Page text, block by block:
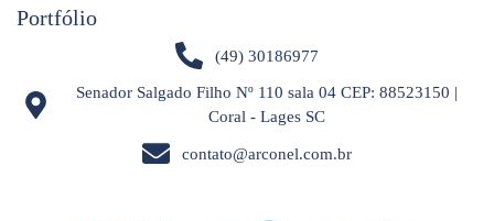
Portfólio
(49) 30186977
Senador Salgado Filho Nº 110 sala 04 CEP: 88523150 |
Coral - Lages SC
contato@arconel.com.br